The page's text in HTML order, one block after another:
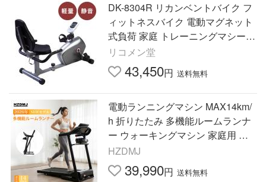
DK-8304R リカンベントバイク フ
ィットネスバイク 電動マグネット
式負荷 家庭 トレーニングマシーン
クロストレーナー エリプティカル
リハビリ 代引不可
リコメン堂
43,450円 送料無料
電動ランニングマシン MAX14km/
h 折りたたみ 多機能ルームランナ
ー ウォーキングマシン 家庭用 ト
レッドミル フィットネスマシーン
トレーニングジム 爆買
HZDMJ
39,990円 送料無料